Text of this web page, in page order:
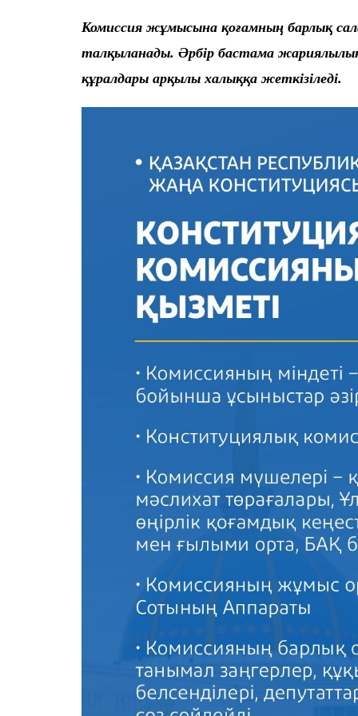
Комиссия жұмысына қоғамның барлық
талқыланады. Әрбір бастама
құралдары арқылы халыққа жеткізіледі.